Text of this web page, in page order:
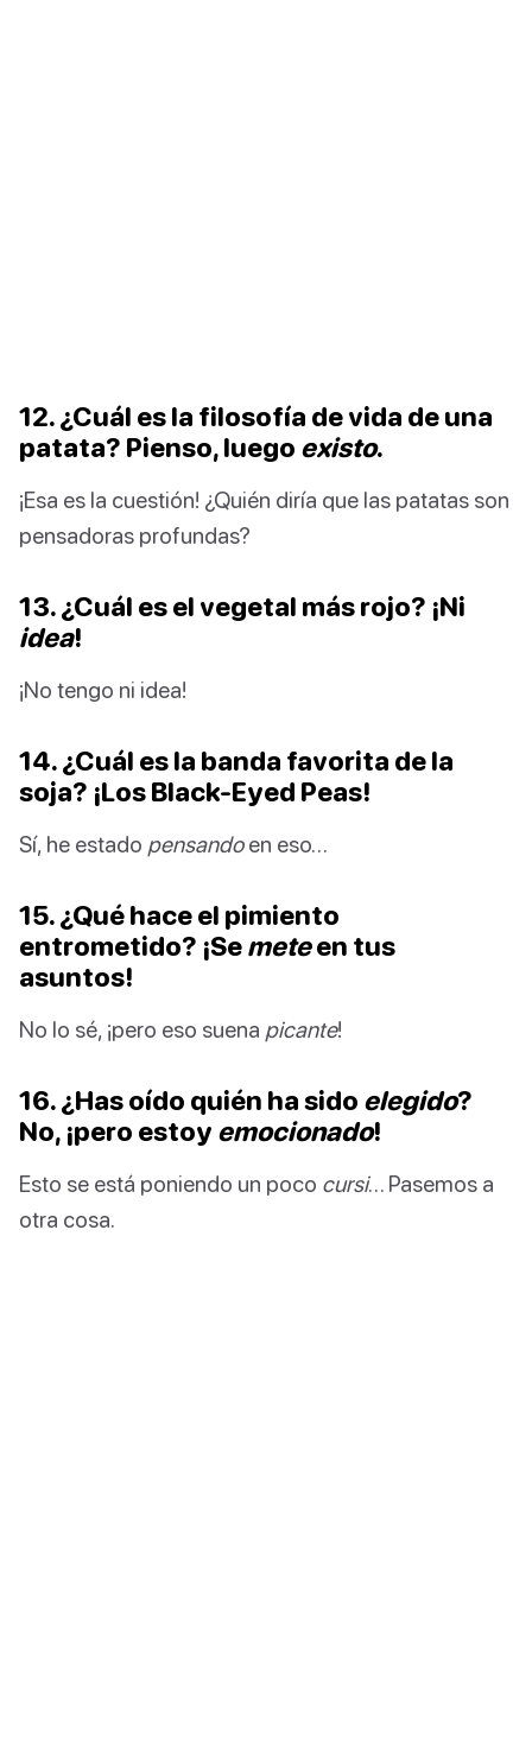
12. ¿Cuál es la filosofía de vida de una
patata? Pienso, luego existo.
¡Esa es la cuestión! ¿Quién diría que las patatas son
pensadoras profundas?
13. ¿Cuál es el vegetal más rojo? ¡Ni
idea!
¡No tengo ni idea!
14. ¿Cuál es la banda favorita de la
soja? ¡Los Black-Eyed Peas!
Sí, he estado pensandoen eso…
15. ¿Qué hace el pimiento
entrometido? ¡Semeteen tus
asuntos!
No lo sé, ¡pero eso suena picante!
16. ¿Has oído quién ha sido elegido?
No, ¡pero estoy emocionado!
Esto se está poniendo un poco cursi… Pasemos a
otra cosa.